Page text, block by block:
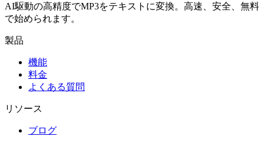
AI駆動の高精度でMP3をテキストに変換。高速、安全、無料
で始められます。
製品
機能
料金
よくある質問
リソース
ブログ